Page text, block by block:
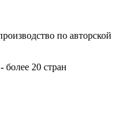
по авторской
более 20 стран